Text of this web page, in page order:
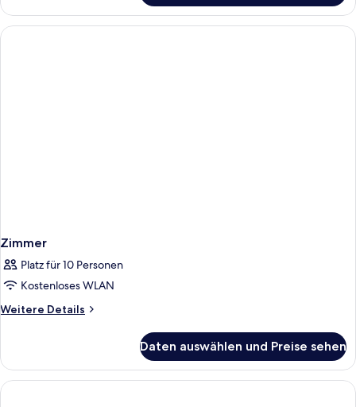
Doppel-
oder
-
Zimmer
Platz für 10 Personen
Kostenloses WLAN
Weitere Details
Weitere
Daten auswählen und Preise sehen